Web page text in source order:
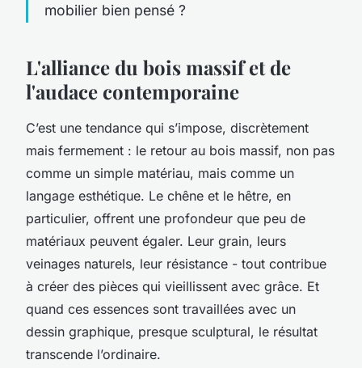
mobilier bien pensé ?
L'alliance du bois massif et de
l'audace contemporaine
C’est une tendance qui s’impose, discrètement
mais fermement : le retour au bois massif, non pas
comme un simple matériau, mais comme un
langage esthétique. Le chêne et le hêtre, en
particulier, offrent une profondeur que peu de
matériaux peuvent égaler. Leur grain, leurs
veinages naturels, leur résistance - tout contribue
à créer des pièces qui vieillissent avec grâce. Et
quand ces essences sont travaillées avec un
dessin graphique, presque sculptural, le résultat
transcende l’ordinaire.